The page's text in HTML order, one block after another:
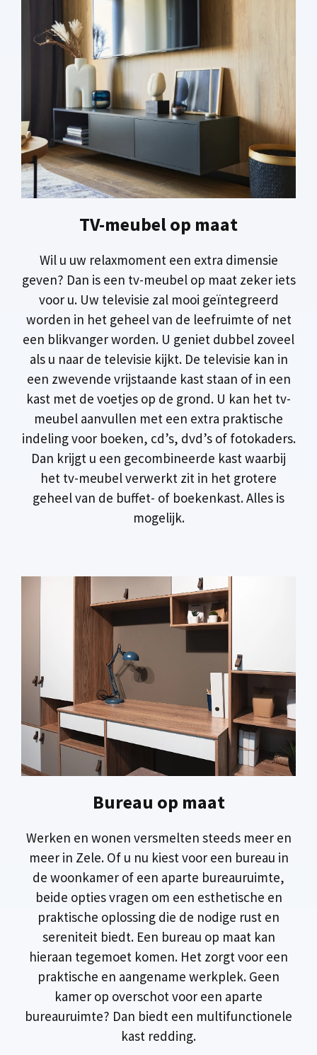
TV-meubel op maat
Wil u uw relaxmoment een extra dimensie
geven? Dan is een tv-meubel op maat zeker iets
voor u. Uw televisie zal mooi geïntegreerd
worden in het geheel van de leefruimte of net
een blikvanger worden. U geniet dubbel zoveel
als u naar de televisie kijkt. De televisie kan in
een zwevende vrijstaande kast staan of in een
kast met de voetjes op de grond. U kan het tv-
meubel aanvullen met een extra praktische
indeling voor boeken, cd’s, dvd’s of fotokaders.
Dan krijgt u een gecombineerde kast waarbij
het tv-meubel verwerkt zit in het grotere
geheel van de buffet- of boekenkast. Alles is
mogelijk.
Bureau op maat
Werken en wonen versmelten steeds meer en
meer in Zele. Of u nu kiest voor een bureau in
de woonkamer of een aparte bureauruimte,
beide opties vragen om een esthetische en
praktische oplossing die de nodige rust en
sereniteit biedt. Een bureau op maat kan
hieraan tegemoet komen. Het zorgt voor een
praktische en aangename werkplek. Geen
kamer op overschot voor een aparte
bureauruimte? Dan biedt een multifunctionele
kast redding.